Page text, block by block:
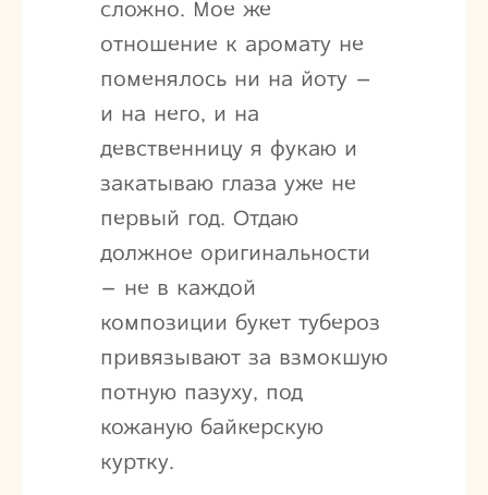
сложно. Мое же
отношение к аромату не
поменялось ни на йоту –
и на него, и на
девственницу я фукаю и
закатываю глаза уже не
первый год. Отдаю
должное оригинальности
– не в каждой
композиции букет тубероз
привязывают за взмокшую
потную пазуху, под
кожаную байкерскую
куртку.